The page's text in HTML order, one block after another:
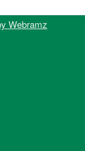
Webramz